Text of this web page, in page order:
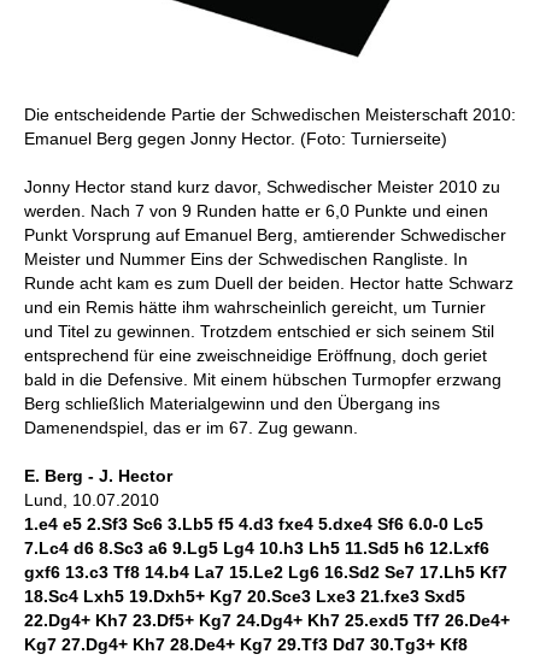
Die entscheidende Partie der Schwedischen Meisterschaft 2010:
Emanuel Berg gegen Jonny Hector. (Foto: Turnierseite)
Jonny Hector stand kurz davor, Schwedischer Meister 2010 zu
werden. Nach 7 von 9 Runden hatte er 6,0 Punkte und einen
Punkt Vorsprung auf Emanuel Berg, amtierender Schwedischer
Meister und Nummer Eins der Schwedischen Rangliste. In
Runde acht kam es zum Duell der beiden. Hector hatte Schwarz
und ein Remis hätte ihm wahrscheinlich gereicht, um Turnier
und Titel zu gewinnen. Trotzdem entschied er sich seinem Stil
entsprechend für eine zweischneidige Eröffnung, doch geriet
bald in die Defensive. Mit einem hübschen Turmopfer erzwang
Berg schließlich Materialgewinn und den Übergang ins
Damenendspiel, das er im 67. Zug gewann.
E. Berg - J. Hector
Lund, 10.07.2010
1.e4 e5 2.Sf3 Sc6 3.Lb5 f5 4.d3 fxe4 5.dxe4 Sf6 6.0-0 Lc5
7.Lc4 d6 8.Sc3 a6 9.Lg5 Lg4 10.h3 Lh5 11.Sd5 h6 12.Lxf6
gxf6 13.c3 Tf8 14.b4 La7 15.Le2 Lg6 16.Sd2 Se7 17.Lh5 Kf7
18.Sc4 Lxh5 19.Dxh5+ Kg7 20.Sce3 Lxe3 21.fxe3 Sxd5
22.Dg4+ Kh7 23.Df5+ Kg7 24.Dg4+ Kh7 25.exd5 Tf7 26.De4+
Kg7 27.Dg4+ Kh7 28.De4+ Kg7 29.Tf3 Dd7 30.Tg3+ Kf8